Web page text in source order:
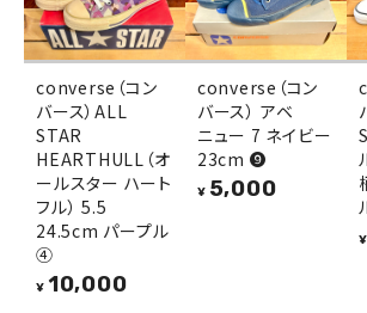
converse（コン
バース）ALL
STAR
HEARTHULL（オ
ールスター ハート
フル） 5.5
24.5cm パープル
④
¥ 10,000
converse（コン
バース） アベ
ニュー 7 ネイビー
23cm ❾
¥ 5,000
¥